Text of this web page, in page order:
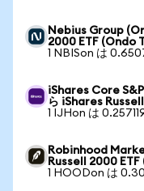
Nebius Group
2000 ETF (Ondo
1 NBISon は
iShares Core
ら iShares
1 IJHon は
Robinhood
Russell 2000
1 HOODon は